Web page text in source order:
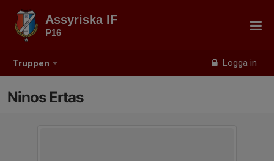
Truppen Logga in
Assyriska IF
P16
Ninos Ertas